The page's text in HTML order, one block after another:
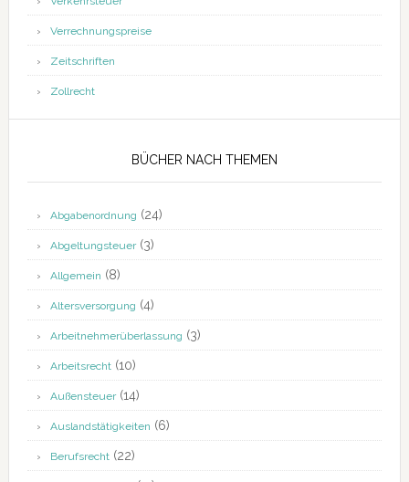
Verrechnungspreise
Zeitschriften
Zollrecht
BÜCHER NACH THEMEN
Abgabenordnung (24)
Abgeltungsteuer(3)
Allgemein (8)
Altersversorgung (4)
Arbeitnehmerüberlassung (3)
Arbeitsrecht(10)
Außensteuer(14)
Auslandstätigkeiten (6)
Berufsrecht(22)